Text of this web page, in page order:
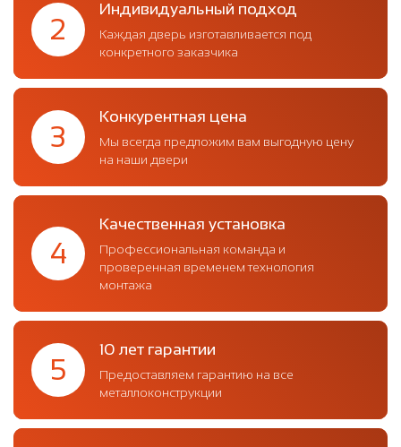
2
Индивидуальный подход
Каждая дверь изготавливается под
конкретного заказчика
3
Конкурентная цена
Мы всегда предложим вам выгодную цену
на наши двери
4
Качественная установка
Профессиональная команда и
проверенная временем технология
монтажа
5
10 лет гарантии
Предоставляем гарантию на все
металлоконструкции